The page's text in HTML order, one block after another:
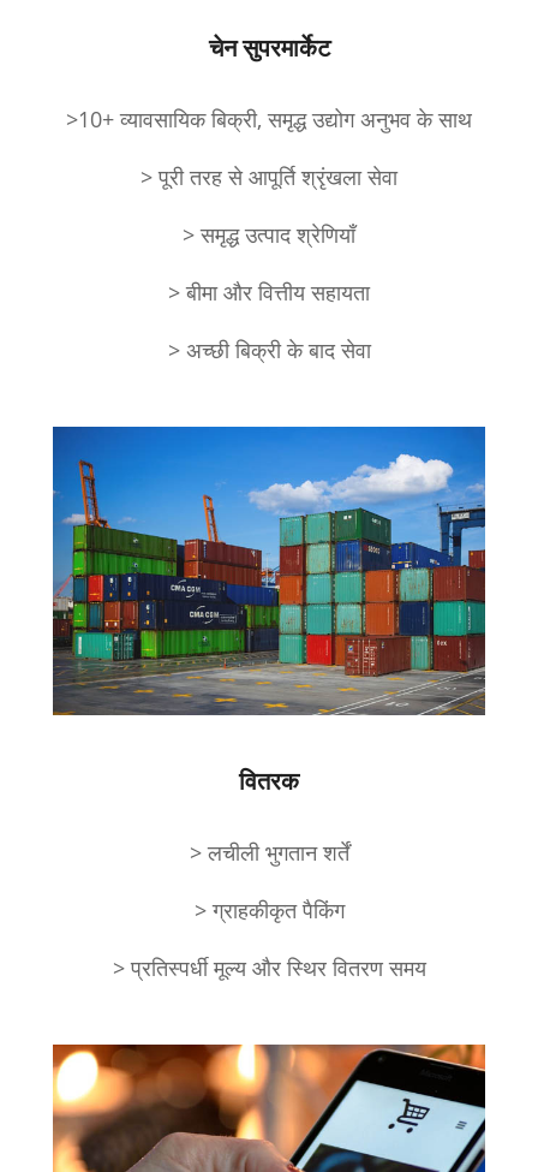
चेन सुपरमार्केट
>10+ व्यावसायिक बिक्री, समृद्ध उद्योग अनुभव के साथ
> पूरी तरह से आपूर्ति श्रृंखला सेवा
> समृद्ध उत्पाद श्रेणियाँ
> बीमा और वित्तीय सहायता
> अच्छी बिक्री के बाद सेवा
वितरक
> लचीली भुगतान शर्तें
> ग्राहकीकृत पैकिंग
> प्रतिस्पर्धी मूल्य और स्थिर वितरण समय